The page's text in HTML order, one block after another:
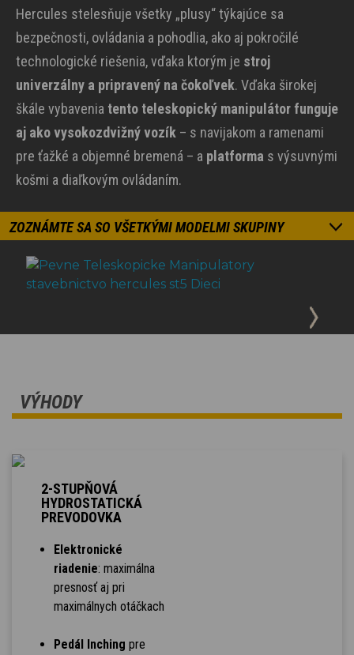
Hercules stelesňuje všetky „plusy“ týkajúce sa
bezpečnosti, ovládania a pohodlia, ako aj pokročilé
technologické riešenia, vďaka ktorým je stroj
univerzálny a pripravený na čokoľvek. Vďaka širokej
škále vybavenia tento teleskopický manipulátor funguje
aj ako vysokozdvižný vozík – s navijakom a ramenami
pre ťažké a objemné bremená – a platforma s výsuvnými
košmi a diaľkovým ovládaním.
ZOZNÁMTE SA SO VŠETKÝMI MODELMI SKUPINY
VÝHODY
2-STUPŇOVÁ
HYDROSTATICKÁ
PREVODOVKA
Elektronické
riadenie: maximálna
presnosť aj pri
maximálnych otáčkach
Pedál Inching pre